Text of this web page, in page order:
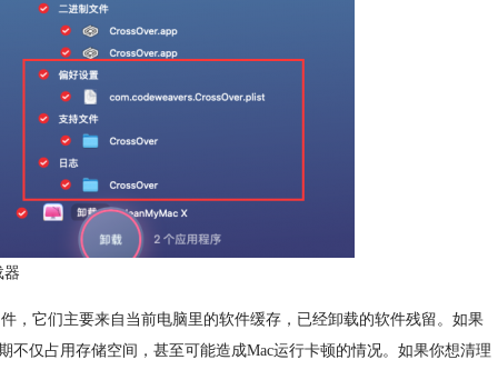
器
它们主要来自当前电脑里的软件缓存，已经卸载的软件残留。如果
仅占用存储空间，甚至可能造成Mac运行卡顿的情况。如果你想清理